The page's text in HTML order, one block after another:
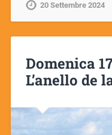
20 Settembre 2024
Domenica
L’anello de